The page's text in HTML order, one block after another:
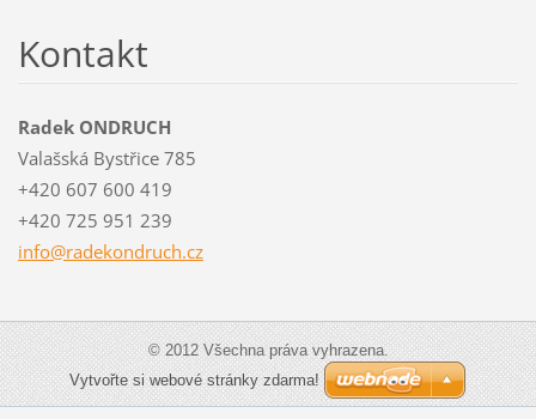
Kontakt
Radek ONDRUCH
Valašská Bystřice 785
+420 607 600 419
+420 725 951 239
info@radekondruch.cz
© 2012 Všechna práva vyhrazena.
Vytvořte si webové stránky zdarma!